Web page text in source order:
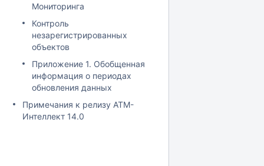
Мониторинга
Контроль
незарегистрированных
объектов
Приложение 1. Обобщенная
информация о периодах
обновления данных
Примечания к релизу АТМ-
Интеллект 14.0